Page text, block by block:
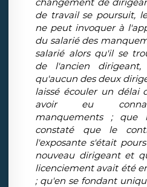
de travail se poursuit,
ne peut invoquer à
du salarié des
salarié alors qu'il se
de l'ancien
qu'aucun des deux
laissé écouler un délai
avoir eu
manquements ; que
constaté que le
l'exposante s'était
nouveau dirigeant et
licenciement avait été
; qu'en se fondant